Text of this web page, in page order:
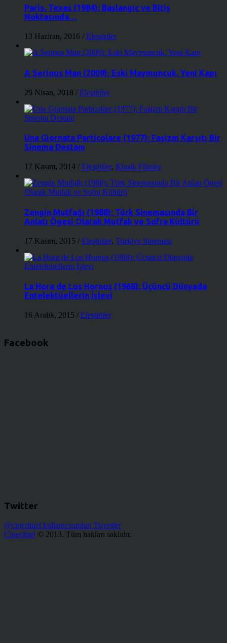
Paris, Texas (1984): Başlangıç ve Bitiş
Noktasında…
13 Haziran, 2016 / Eleştiriler
A Serious Man (2009): Eski Maymuncuk, Yeni Kapı
29 Nisan, 2018 / Eleştiriler
Una Giornata Particolare (1977): Faşizm Karşıtı Bir
Sinema Destanı
17 Kasım, 2014 / Eleştiriler, Klasik Filmler
Zengin Mutfağı (1988): Türk Sinemasında Bir
Anlatı Ögesi Olarak Mutfak ve Sofra Kültürü
17 Kasım, 2015 / Eleştiriler, Türkiye Sineması
La Hora de Los Hornos (1968): Üçüncü Dünyada
Entelektüellerin İşlevi
16 Aralık, 2015 / Eleştiriler
Facebook
Twitter
@cinerituel kullanıcısından Tweetler
Cineritüel © 2013. Tüm hakları saklıdır.